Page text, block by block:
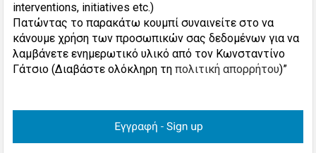
interventions, initiatives etc.)
Πατώντας το παρακάτω κουμπί συναινείτε στο να
κάνουμε χρήση των προσωπικών σας δεδομένων για να
λαμβάνετε ενημερωτικό υλικό από τον Κωνσταντίνο
Γάτσιο (Διαβάστε ολόκληρη τηπολιτική απορρήτου)”